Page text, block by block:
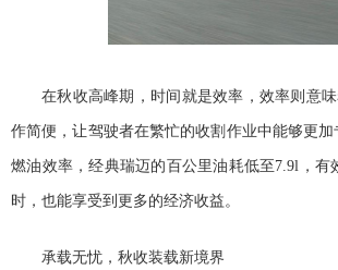
在秋收高峰期，时间就是效率，效率则意
作简便，让驾驶者在繁忙的收割作业中能够更
燃油效率，经典瑞迈的百公里油耗低至7.9l，
时，也能享受到更多的经济收益。
承载无忧，秋收装载新境界